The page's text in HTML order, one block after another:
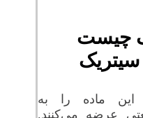
این ماده را به
عرضه می‌کنند.